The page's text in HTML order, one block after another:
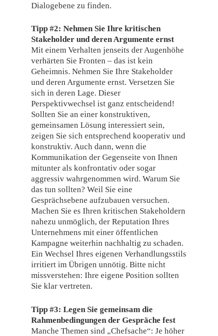
Dialogebene zu finden.
Tipp #2: Nehmen Sie Ihre kritischen
Stakeholder und deren Argumente ernst
Mit einem Verhalten jenseits der Augenhöhe
verhärten Sie Fronten – das ist kein
Geheimnis. Nehmen Sie Ihre Stakeholder
und deren Argumente ernst. Versetzen Sie
sich in deren Lage. Dieser
Perspektivwechsel ist ganz entscheidend!
Sollten Sie an einer konstruktiven,
gemeinsamen Lösung interessiert sein,
zeigen Sie sich entsprechend kooperativ und
konstruktiv. Auch dann, wenn die
Kommunikation der Gegenseite von Ihnen
mitunter als konfrontativ oder sogar
aggressiv wahrgenommen wird. Warum Sie
das tun sollten? Weil Sie eine
Gesprächsebene aufzubauen versuchen.
Machen Sie es Ihren kritischen Stakeholdern
nahezu unmöglich, der Reputation Ihres
Unternehmens mit einer öffentlichen
Kampagne weiterhin nachhaltig zu schaden.
Ein Wechsel Ihres eigenen Verhandlungsstils
irritiert im Übrigen unnötig. Bitte nicht
missverstehen: Ihre eigene Position sollten
Sie klar vertreten.
Tipp #3: Legen Sie gemeinsam die
Rahmenbedingungen der Gespräche fest
Manche Themen sind „Chefsache“: Je höher